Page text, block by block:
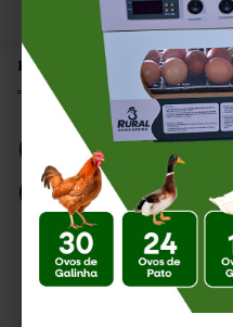
Página Inicial | Ovos Férteis
Ovos
Correios: